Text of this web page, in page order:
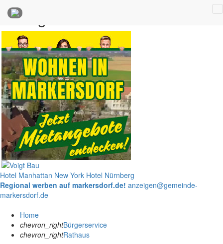
Anzeigen
Hotel Manhattan New York Hotel Nürnberg
Regional werben auf markersdorf.de! anzeigen@gemeinde-
markersdorf.de
Home
chevron_rightBürgerservice
chevron_rightRathaus